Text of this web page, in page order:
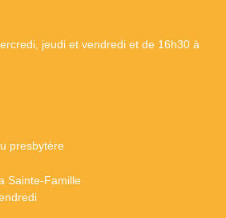
jeudi et vendredi et de 16h30 à
presbytère
Sainte-Famille